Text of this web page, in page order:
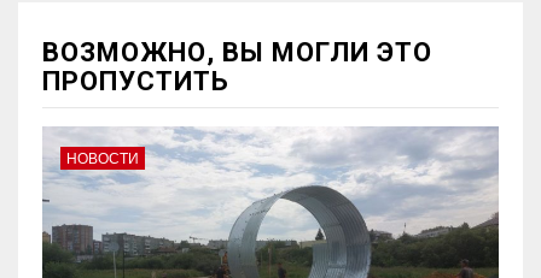
ВОЗМОЖНО, ВЫ МОГЛИ ЭТО
ПРОПУСТИТЬ
НОВОСТИ